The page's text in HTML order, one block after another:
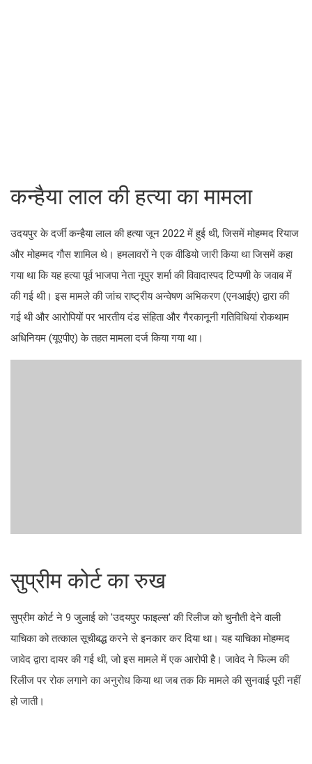
कन्हैया लाल की हत्या का मामला
उदयपुर के दर्जी कन्हैया लाल की हत्या जून 2022 में हुई थी, जिसमें मोहम्मद रियाज
और मोहम्मद गौस शामिल थे। हमलावरों ने एक वीडियो जारी किया था जिसमें कहा
गया था कि यह हत्या पूर्व भाजपा नेता नूपुर शर्मा की विवादास्पद टिप्पणी के जवाब में
की गई थी। इस मामले की जांच राष्ट्रीय अन्वेषण अभिकरण (एनआईए) द्वारा की
गई थी और आरोपियों पर भारतीय दंड संहिता और गैरकानूनी गतिविधियां रोकथाम
अधिनियम (यूएपीए) के तहत मामला दर्ज किया गया था।
सुप्रीम कोर्ट का रुख
सुप्रीम कोर्ट ने 9 जुलाई को 'उदयपुर फाइल्स' की रिलीज को चुनौती देने वाली
याचिका को तत्काल सूचीबद्ध करने से इनकार कर दिया था। यह याचिका मोहम्मद
जावेद द्वारा दायर की गई थी, जो इस मामले में एक आरोपी है। जावेद ने फिल्म की
रिलीज पर रोक लगाने का अनुरोध किया था जब तक कि मामले की सुनवाई पूरी नहीं
हो जाती।